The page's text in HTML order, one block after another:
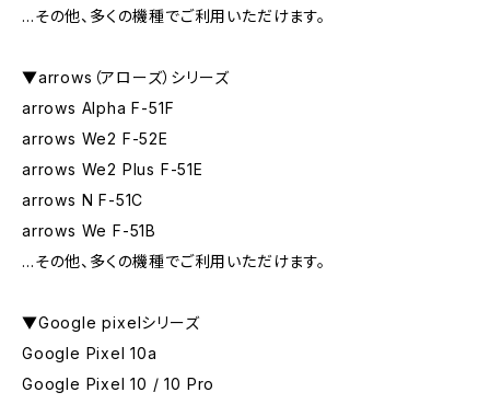
…その他、多くの機種でご利用いただけます。
▼arrows（アローズ）シリーズ
arrows Alpha F-51F
arrows We2 F-52E
arrows We2 Plus F-51E
arrows N F-51C
arrows We F-51B
…その他、多くの機種でご利用いただけます。
▼Google pixelシリーズ
Google Pixel 10a
Google Pixel 10 / 10 Pro